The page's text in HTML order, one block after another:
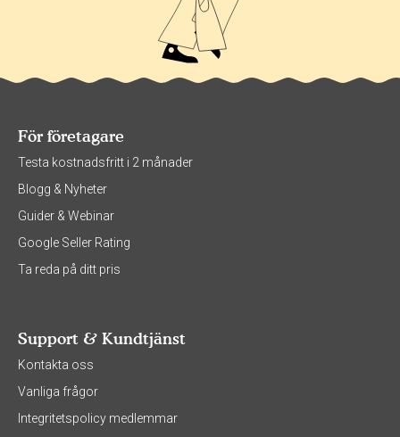
För företagare
Testa kostnadsfritt i 2 månader
Blogg & Nyheter
Guider & Webinar
Google Seller Rating
Ta reda på ditt pris
Support & Kundtjänst
Kontakta oss
Vanliga frågor
Integritetspolicy medlemmar